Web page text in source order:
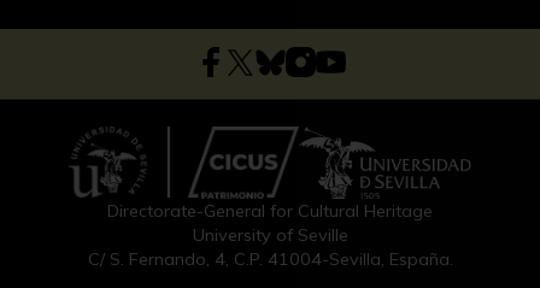
Directorate-General for Cultural Heritage
University of Seville
C/ S. Fernando, 4, C.P. 41004-Sevilla, España.